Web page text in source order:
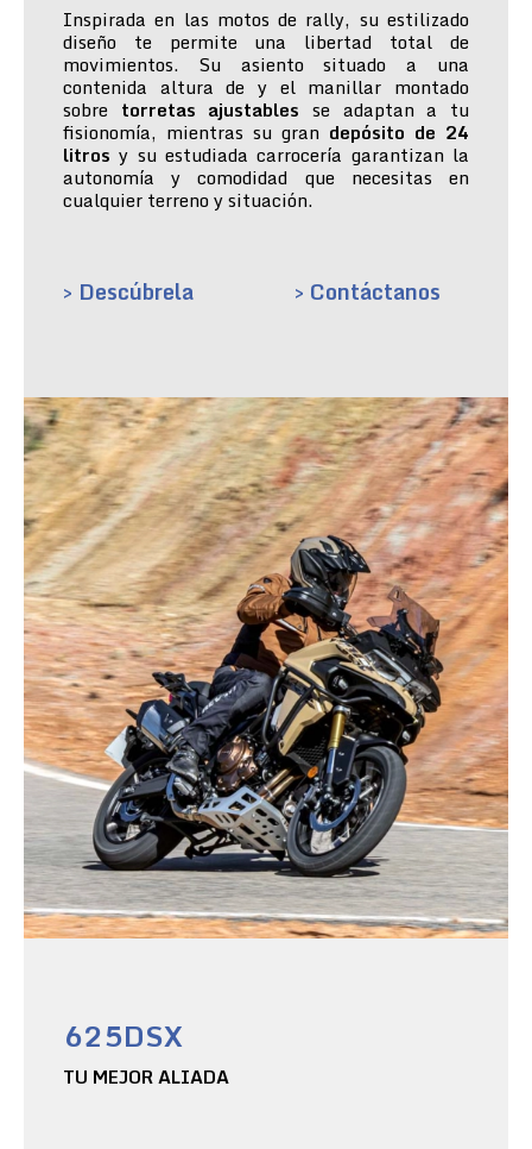
Inspirada en las motos de rally, su estilizado
diseño te permite una libertad total de
movimientos. Su asiento situado a una
contenida altura de y el manillar montado
sobre torretas ajustables se adaptan a tu
fisionomía, mientras su gran depósito de 24
litros y su estudiada carrocería garantizan la
autonomía y comodidad que necesitas en
cualquier terreno y situación.
> Descúbrela > Contáctanos
625DSX
TU MEJOR ALIADA